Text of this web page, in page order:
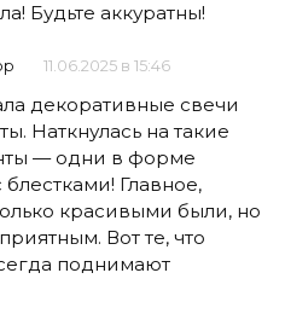
Будьте аккуратны!
11.06.2025 в 15:46
декоративные свечи
Наткнулась на такие
— одни в форме
блестками! Главное,
красивыми были, но
Вот те, что
поднимают